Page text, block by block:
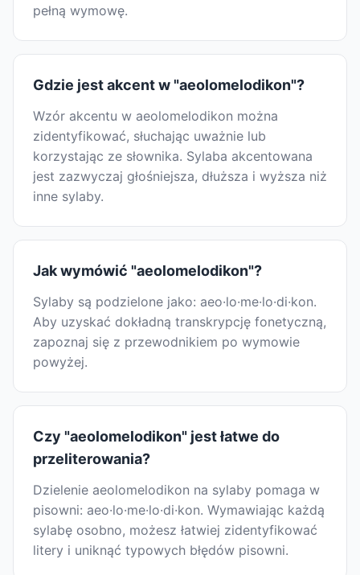
pełną wymowę.
Gdzie jest akcent w "aeolomelodikon"?
Wzór akcentu w aeolomelodikon można
zidentyfikować, słuchając uważnie lub
korzystając ze słownika. Sylaba akcentowana
jest zazwyczaj głośniejsza, dłuższa i wyższa niż
inne sylaby.
Jak wymówić "aeolomelodikon"?
Sylaby są podzielone jako: aeo·lo·me·lo·di·kon.
Aby uzyskać dokładną transkrypcję fonetyczną,
zapoznaj się z przewodnikiem po wymowie
powyżej.
Czy "aeolomelodikon" jest łatwe do
przeliterowania?
Dzielenie aeolomelodikon na sylaby pomaga w
pisowni: aeo·lo·me·lo·di·kon. Wymawiając każdą
sylabę osobno, możesz łatwiej zidentyfikować
litery i uniknąć typowych błędów pisowni.